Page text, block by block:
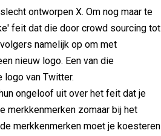
ontworpen X. Om nog maar te
feit dat die door crowd sourcing tot
namelijk op om met
nieuw logo. Een van die
van Twitter.
ongeloof uit over het feit dat je
merkkenmerken zomaar bij het
merkkenmerken moet je koesteren